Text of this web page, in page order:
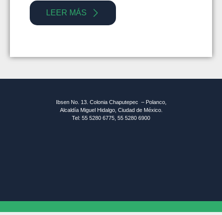
LEER MÁS
Ibsen No. 13. Colonia Chaputepec – Polanco,
Alcaldía Miguel Hidalgo, Ciudad de México.
Tel: 55 5280 6775, 55 5280 6900